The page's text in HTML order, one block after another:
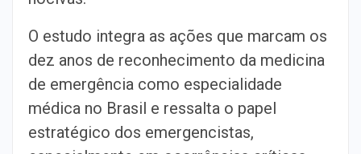
O estudo integra as ações que marcam os
dez anos de reconhecimento da medicina
de emergência como especialidade
médica no Brasil e ressalta o papel
estratégico dos emergencistas,